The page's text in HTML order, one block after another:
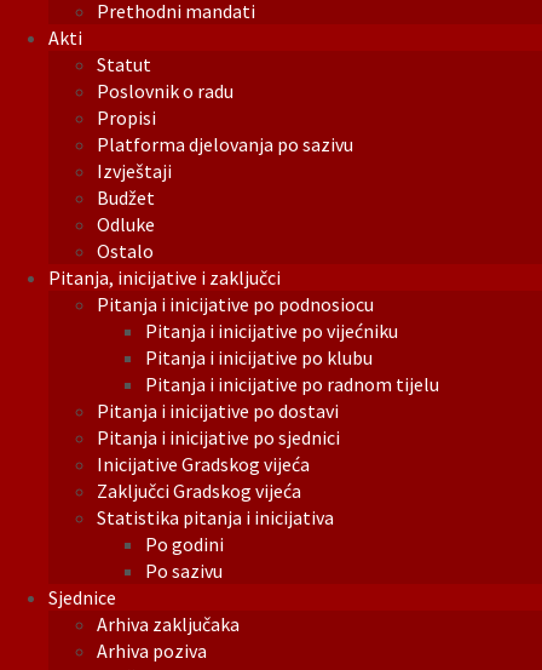
Prethodni mandati
Akti
Statut
Poslovnik o radu
Propisi
Platforma djelovanja po sazivu
Izvještaji
Budžet
Odluke
Ostalo
Pitanja, inicijative i zaključci
Pitanja i inicijative po podnosiocu
Pitanja i inicijative po vijećniku
Pitanja i inicijative po klubu
Pitanja i inicijative po radnom tijelu
Pitanja i inicijative po dostavi
Pitanja i inicijative po sjednici
Inicijative Gradskog vijeća
Zaključci Gradskog vijeća
Statistika pitanja i inicijativa
Po godini
Po sazivu
Sjednice
Arhiva zaključaka
Arhiva poziva